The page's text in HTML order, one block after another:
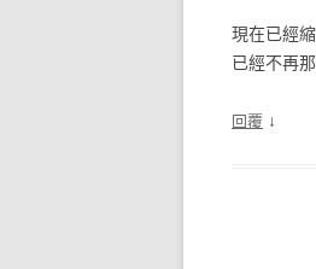
現在已經
已經不再
回覆 ↓